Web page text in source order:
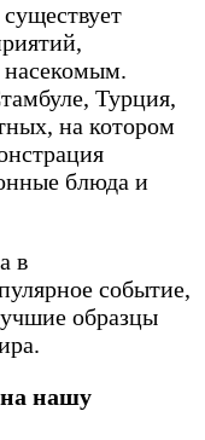
Турция,
на котором
блюда и
в
событие,
образцы
нашу